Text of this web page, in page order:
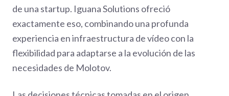
de una startup. Iguana Solutions ofreció
exactamente eso, combinando una profunda
experiencia en infraestructura de vídeo con la
flexibilidad para adaptarse a la evolución de las
necesidades de Molotov.